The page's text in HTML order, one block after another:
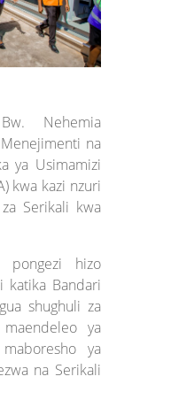
Nehemia
na
ya Usimamizi
kwa kazi nzuri
Serikali kwa
pongezi hizo
katika Bandari
shughuli za
ya
ya
na Serikali